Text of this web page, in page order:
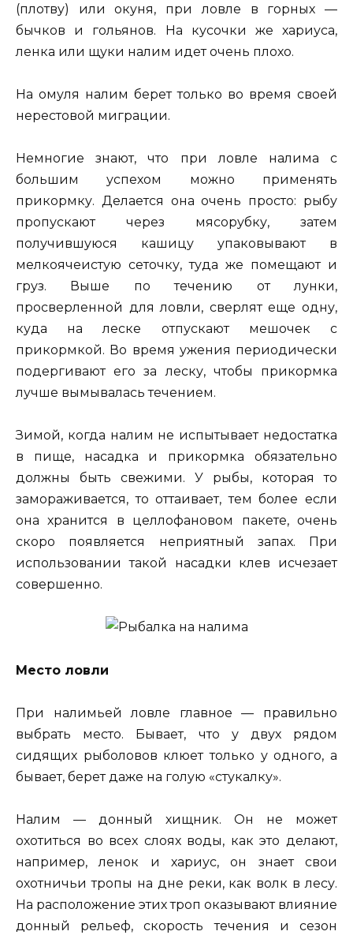
(плотву) или окуня, при ловле в горных —
бычков и гольянов. На кусочки же хариуса,
ленка или щуки налим идет очень плохо.
На омуля налим берет только во время своей
нерестовой миграции.
Немногие знают, что при ловле налима с
большим успехом можно применять
прикормку. Делается она очень просто: рыбу
пропускают через мясорубку, затем
получившуюся кашицу упаковывают в
мелкоячеистую сеточку, туда же помещают и
груз. Выше по течению от лунки,
просверленной для ловли, сверлят еще одну,
куда на леске отпускают мешочек с
прикормкой. Во время ужения периодически
подергивают его за леску, чтобы прикормка
лучше вымывалась течением.
Зимой, когда налим не испытывает недостатка
в пище, насадка и прикормка обязательно
должны быть свежими. У рыбы, которая то
замораживается, то оттаивает, тем более если
она хранится в целлофановом пакете, очень
скоро появляется неприятный запах. При
использовании такой насадки клев исчезает
совершенно.
Место ловли
При налимьей ловле главное — правильно
выбрать место. Бывает, что у двух рядом
сидящих рыболовов клюет только у одного, а
бывает, берет даже на голую «стукалку».
Налим — донный хищник. Он не может
охотиться во всех слоях воды, как это делают,
например, ленок и хариус, он знает свои
охотничьи тропы на дне реки, как волк в лесу.
На расположение этих троп оказывают влияние
донный рельеф, скорость течения и сезон